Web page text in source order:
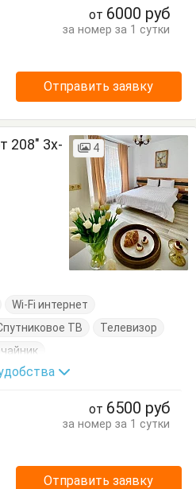
от 6000 руб
за номер за 1 сутки
Отправить заявку
208" 3х-
4
Wi-Fi интернет
ТВ
Телевизор
Кухонный стол
от 6500 руб
за номер за 1 сутки
Отправить заявку